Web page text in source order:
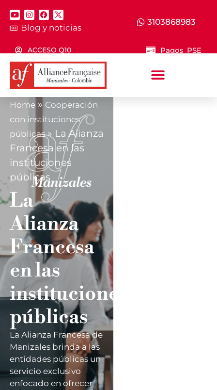
Blog y noticias
3103868983
ACCESO Q10 Pagos PSE
Home » Cooperación
con instituciones
públicas» La Alianza
Francesa en las
instituciones
públicas
La
Alianza
Francesa
en las
instituciones
públicas
La Alianza Francesa de
Manizales brinda a las
entidades públicas un
servicio exclusivo
enfocado en ofrecer